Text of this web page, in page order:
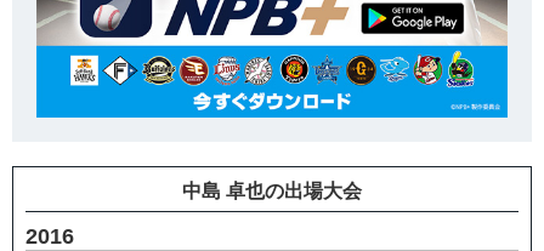
中島 卓也の出場大会
2016